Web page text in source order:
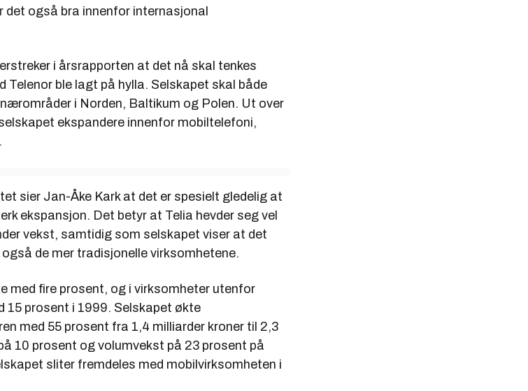
også bra innenfor internasjonal
i årsrapporten at det nå skal tenkes
ble lagt på hylla. Selskapet skal både
i Norden, Baltikum og Polen. Ut over
ekspandere innenfor mobiltelefoni,
sier Jan-Åke Kark at det er spesielt gledelig at
ekspansjon. Det betyr at Telia hevder seg vel
vekst, samtidig som selskapet viser at det
de mer tradisjonelle virksomhetene.
med fire prosent, og i virksomheter utenfor
15 prosent i 1999. Selskapet økte
med 55 prosent fra 1,4 milliarder kroner til 2,3
10 prosent og volumvekst på 23 prosent på
sliter fremdeles med mobilvirksomheten i